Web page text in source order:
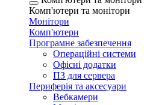
Комп'ютери та монітори
Монітори
Комп'ютери
Програмне забезпечення
Операційні системи
Офісні додатки
ПЗ для сервера
Периферія та аксесуари
Вебкамери